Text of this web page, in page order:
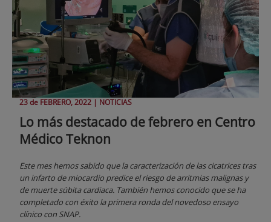
23 de FEBRERO, 2022 | NOTICIAS
Lo más destacado de febrero en Centro
Médico Teknon
Este mes hemos sabido que la caracterización de las cicatrices tras
un infarto de miocardio predice el riesgo de arritmias malignas y
de muerte súbita cardiaca. También hemos conocido que se ha
completado con éxito la primera ronda del novedoso ensayo
clínico con SNAP.